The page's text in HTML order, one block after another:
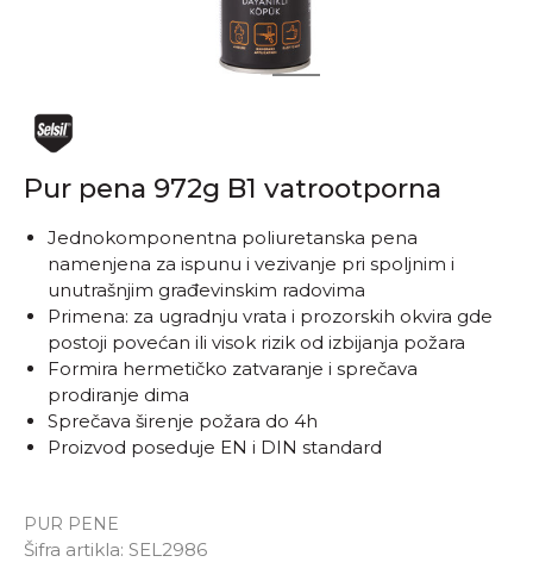
1 2
Pur pena 972g B1 vatrootporna
PUR PENE
Šifra artikla: SEL2986
Jednokomponentna poliuretanska pena
namenjena za ispunu i vezivanje pri spoljnim i
unutrašnjim građevinskim radovima
Primena: za ugradnju vrata i prozorskih okvira gde
postoji povećan ili visok rizik od izbijanja požara
Formira hermetičko zatvaranje i sprečava
prodiranje dima
Sprečava širenje požara do 4h
Proizvod poseduje EN i DIN standard